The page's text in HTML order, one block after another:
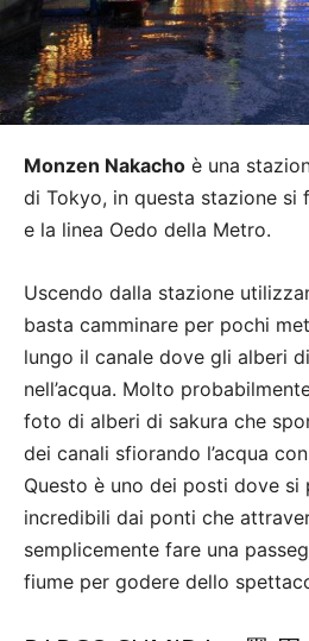
Monzen Nakacho è una
di Tokyo, in questa stazione si
e la linea Oedo della Metro.
Uscendo dalla stazione
basta camminare per pochi
lungo il canale dove gli alberi
nell’acqua. Molto
foto di alberi di sakura che
dei canali sfiorando l’acqua
Questo è uno dei posti dove
incredibili dai ponti che
semplicemente fare una
fiume per godere dello